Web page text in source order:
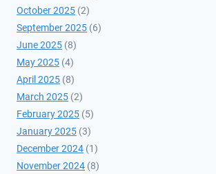
October 2025 (2)
September 2025 (6)
June 2025 (8)
May 2025 (4)
April 2025 (8)
March 2025 (2)
February 2025 (5)
January 2025 (3)
December 2024 (1)
November 2024 (8)